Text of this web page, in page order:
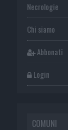
Necrologie
Chi siamo
Abbonati
Login
COMUNI